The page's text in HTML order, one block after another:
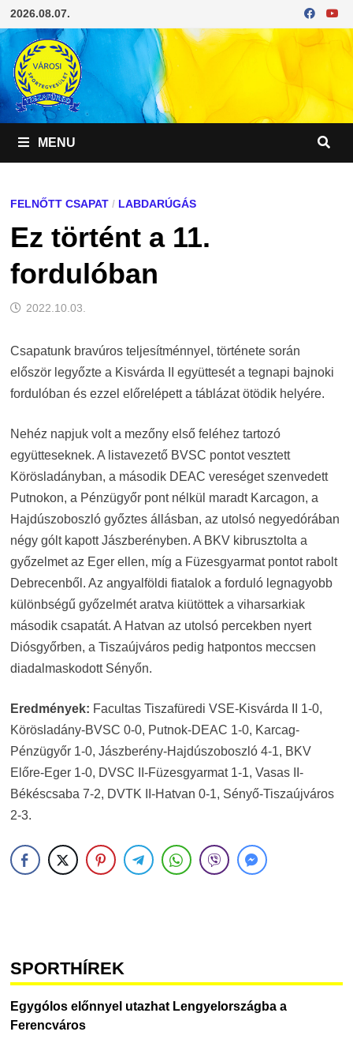
Skip
to
content
2026.08.07.
MENU
FELNŐTT CSAPAT/ LABDARÚGÁS
Ez történt a 11.
fordulóban
2022.10.03.
Csapatunk bravúros teljesítménnyel, története során
először legyőzte a Kisvárda II együttesét a tegnapi bajnoki
fordulóban és ezzel előrelépett a táblázat ötödik helyére.
Nehéz napjuk volt a mezőny első feléhez tartozó
együtteseknek. A listavezető BVSC pontot vesztett
Körösladányban, a második DEAC vereséget szenvedett
Putnokon, a Pénzügyőr pont nélkül maradt Karcagon, a
Hajdúszoboszló győztes állásban, az utolsó negyedórában
négy gólt kapott Jászberényben. A BKV kibrusztolta a
győzelmet az Eger ellen, míg a Füzesgyarmat pontot rabolt
Debrecenből. Az angyalföldi fiatalok a forduló legnagyobb
különbségű győzelmét aratva kiütöttek a viharsarkiak
második csapatát. A Hatvan az utolsó percekben nyert
Diósgyőrben, a Tiszaújváros pedig hatpontos meccsen
diadalmaskodott Sényőn.
Eredmények: Facultas Tiszafüredi VSE-Kisvárda II 1-0,
Körösladány-BVSC 0-0, Putnok-DEAC 1-0, Karcag-
Pénzügyőr 1-0, Jászberény-Hajdúszoboszló 4-1, BKV
Előre-Eger 1-0, DVSC II-Füzesgyarmat 1-1, Vasas II-
Békéscsaba 7-2, DVTK II-Hatvan 0-1, Sényő-Tiszaújváros
2-3.
SPORTHÍREK
Egygólos előnnyel utazhat Lengyelországba a
Ferencváros